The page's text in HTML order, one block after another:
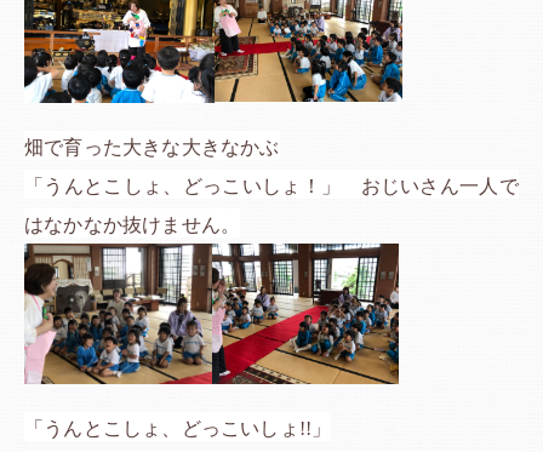
畑で育った大きな大きなかぶ
「うんとこしょ、どっこいしょ！」 おじいさん一人で
はなかなか抜けません。
「うんとこしょ、どっこいしょ!!」